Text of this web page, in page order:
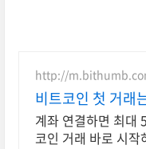
http://
비트코인 첫 거래
규 가입 시 5만원
계좌 연결하면 최대
코인 거래 바로 시작